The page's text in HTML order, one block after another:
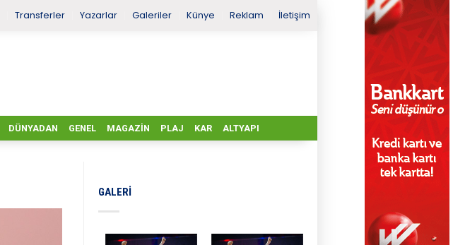
Transferler Yazarlar Galeriler Künye Reklam İletişim
DÜNYADAN GENEL MAGAZIN PLAJ KAR ALTYAPI
GALERI